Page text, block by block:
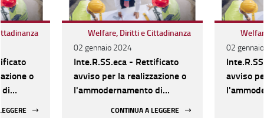
o
Welfare, Diritti e Cittadinanza
02 gennaio 2024
Inte.R.SS.eca - Rettificato
avviso per la realizzazione o
l'ammodernamento di
CONTINUA A LEGGERE
02
avviso